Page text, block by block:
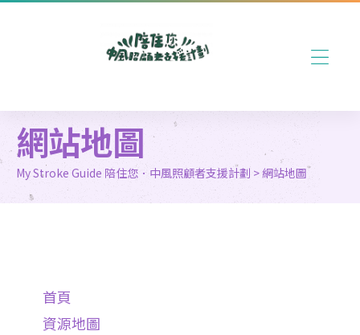
網站地圖
My Stroke Guide 陪住您．中風照顧者支援計劃 > 網站地圖
首頁
資源地圖